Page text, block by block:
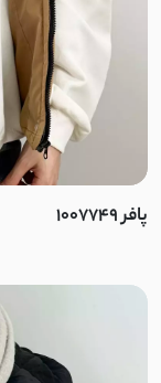
توییت
پشمی نرم
دورس سه
دورس
تلقی
پافر 1007749